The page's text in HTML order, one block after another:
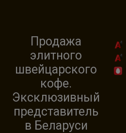
Продажа
элитного
швейцарского
кофе.
Эксклюзивный
представитель
в Беларуси